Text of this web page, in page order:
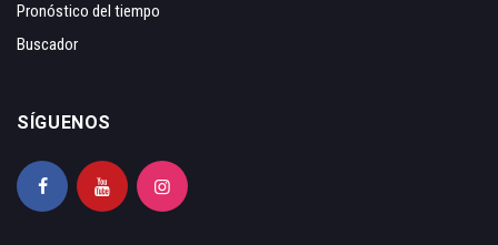
Pronóstico del tiempo
Buscador
SÍGUENOS